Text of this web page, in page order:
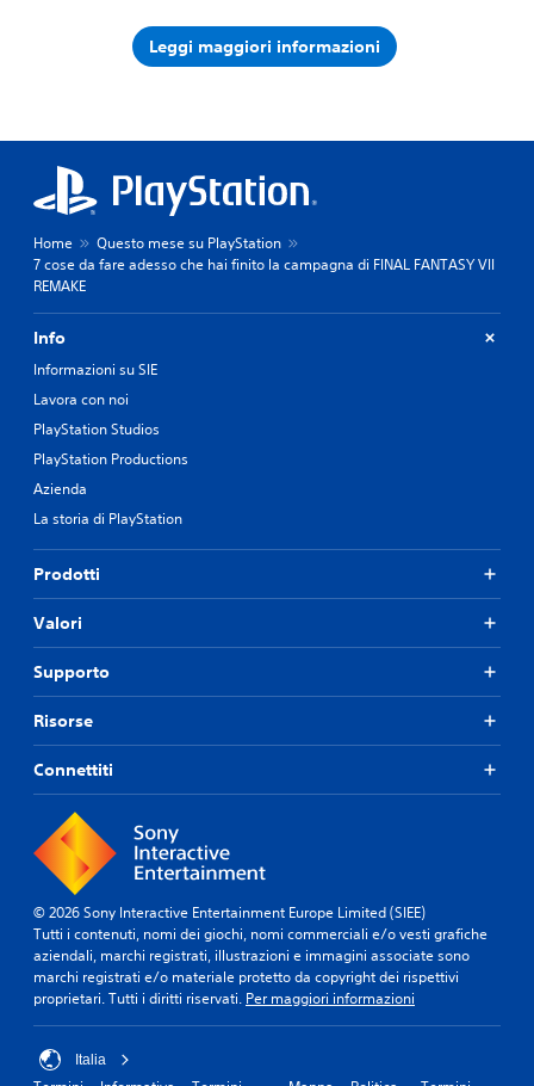
Leggi maggiori informazioni
Home
Questo mese su PlayStation
7 cose da fare adesso che hai finito la campagna di FINAL FANTASY VII
REMAKE
Info
Informazioni su SIE
Lavora con noi
PlayStation Studios
PlayStation Productions
Azienda
La storia di PlayStation
Prodotti
Valori
Supporto
Risorse
Connettiti
© 2026 Sony Interactive Entertainment Europe Limited (SIEE)
Tutti i contenuti, nomi dei giochi, nomi commerciali e/o vesti grafiche
aziendali, marchi registrati, illustrazioni e immagini associate sono
marchi registrati e/o materiale protetto da copyright dei rispettivi
proprietari. Tutti i diritti riservati. Per maggiori informazioni
Italia